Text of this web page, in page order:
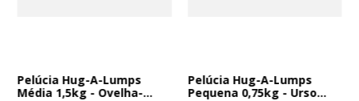
Pelúcia Hug-A-Lumps
Média 1,5kg - Ovelha-
Pelúcia Hug-A-Lumps
Pequena 0,75kg - Urso